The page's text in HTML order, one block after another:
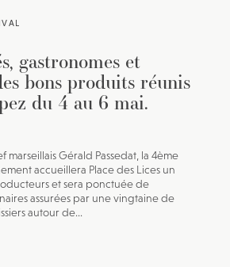
gastronomes et
bons produits réunis
du 4 au 6 mai.
marseillais Gérald Passedat, la 4ème
accueillera Place des Lices un
et sera ponctuée de
assurées par une vingtaine de
autour de...